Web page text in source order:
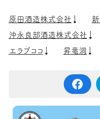
原田酒造株式会社
沖永良部酒造株式会社
エラブココ
昇竜洞